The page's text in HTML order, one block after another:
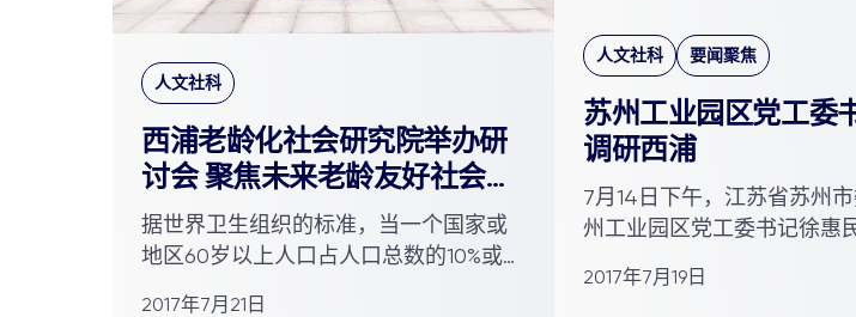
人文社科
西浦老龄化社会研究院举办研
讨会 聚焦未来老龄友好社会建
设
据世界卫生组织的标准，当一个国家或
地区60岁以上人口占人口总数的10%或
2017年7月21日
人文社科 要闻聚焦
苏州工业园区党工委
调研西浦
7月14日下午，江苏省苏州
州工业园区党工委书记徐惠
2017年7月19日